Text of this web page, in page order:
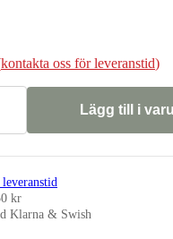
kontakta oss för leveranstid)
Lägg till i
kr
Klarna & Swish